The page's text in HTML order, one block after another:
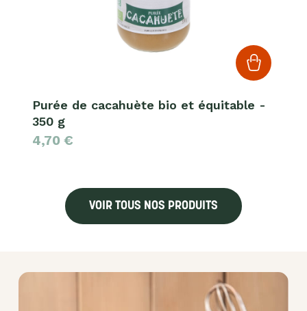
Purée de cacahuète bio et équitable -
350 g
4,70 €
VOIR TOUS NOS PRODUITS